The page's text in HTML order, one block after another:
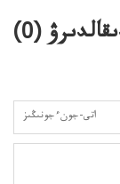
(
0
)